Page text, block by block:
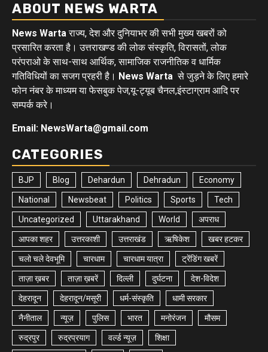
ABOUT NEWS WARTA
News Wartaराज्य, देश और दुनियाभर की सभी मुख्य खबरों को
प्रसारित करता है। उत्तराखण्ड की लोक संस्कृति, विरासतों, लोक
परंपराओ के साथ-साथ आर्थिक, सामाजिक राजनीतिक व धार्मिक
गतिविधियों का सजग प्रहरी है। News Warta से जुड़ने के लिए हमारे
फोन नंबर के माध्यम या फेसबुक पेज,यू-ट्यूब चैनल,इंस्टाग्राम आदि पर
सम्पर्क करे।
Email: NewsWarta@gmail.com
CATEGORIES
BJP Blog Dehardun Dehradun Economy
National Newsbeat Politics Sports Tech
Uncategorized Uttarakhand World अपराध
आपका शहर उत्तरकाशी उत्तराखंड ऋषिकेश खबर हटकर
चलो चले देवभूमि चारधाम चारधाम यात्रा ट्रेंडिंग खबरें
ताज़ा ख़बर ताज़ा ख़बरें दिल्ली दुर्घटना देश-विदेश
देहरादून देहरादून/मसूरी धर्म-संस्कृति धामी सरकार
नैनीताल न्यूज़ पुलिस भारत मनोरंजन मौसम
रुद्रपुर रुद्रप्रयाग वर्ल्ड न्यूज़ शिक्षा